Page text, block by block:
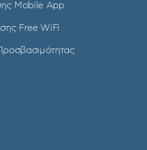
Mobile App
Free WiFi